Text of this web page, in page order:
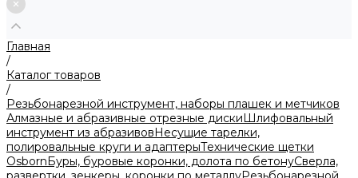
Главная
/
Каталог товаров
/
Резьбонарезной инструмент, наборы плашек и метчиков
Алмазные и абразивные отрезные дискиШлифовальный
инструмент из абразивовНесущие тарелки,
полировальные круги и адаптерыТехнические щетки
OsbornБуры, буровые коронки, долота по бетонуСверла,